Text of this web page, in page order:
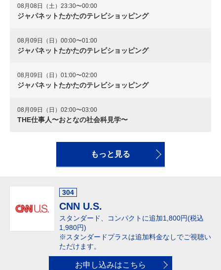
08月08日（土）23:30〜00:00
ジャパネットたかたのテレビショッピング
08月09日（日）00:00〜01:00
ジャパネットたかたのテレビショッピング
08月09日（日）01:00〜02:00
ジャパネットたかたのテレビショッピング
08月09日（日）02:00〜03:00
THE仕事人〜おとなの社会科見学〜
もっと見る
304
CNN U.S.
スタンダード、コンパクトに追加1,800円(税込
1,980円)
※スタンダードプラスは追加料金なしでご視聴い
ただけます。
お申し込みはこちら